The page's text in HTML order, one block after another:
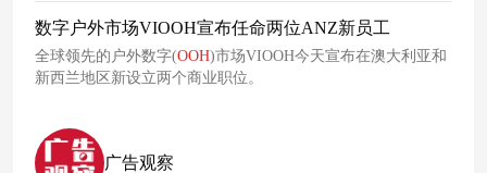
数字户外市场VIOOH宣布任命两位ANZ新员工
全球领先的户外数字(OOH)市场VIOOH今天宣布在澳大利亚和
新西兰地区新设立两个商业职位。
广告观察